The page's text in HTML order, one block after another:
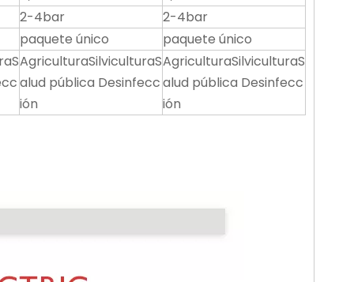
2-4bar
2-4bar
paquete único
paquete único
AgriculturaSilviculturaS
alud pública Desinfecc
ión
AgriculturaSilviculturaS
alud pública Desinfecc
ión